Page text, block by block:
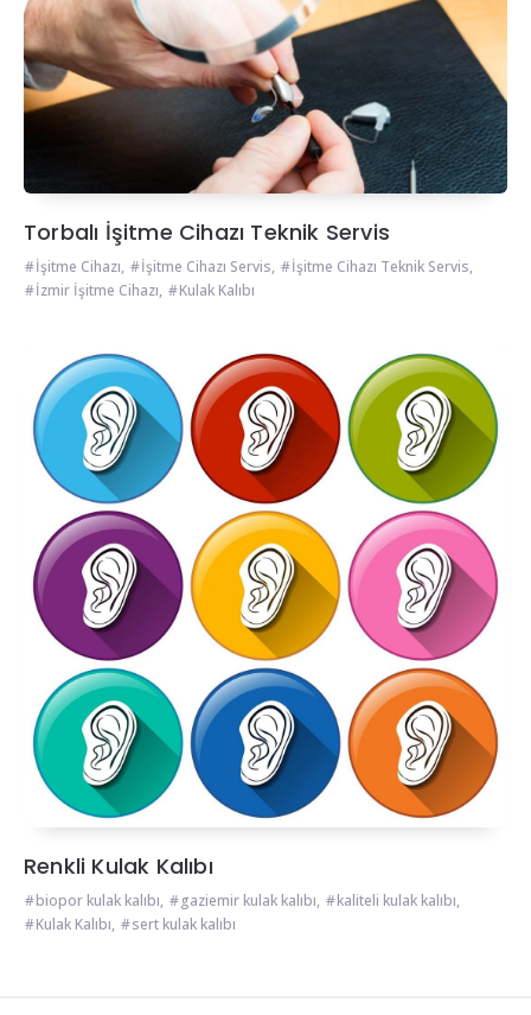
Torbalı İşitme Cihazı Teknik Servis
İşitme Cihazı, İşitme Cihazı Servis, İşitme Cihazı Teknik Servis,
İzmir İşitme Cihazı, Kulak Kalıbı
Renkli Kulak Kalıbı
biopor kulak kalıbı, gaziemir kulak kalıbı, kaliteli kulak kalıbı,
Kulak Kalıbı, sert kulak kalıbı